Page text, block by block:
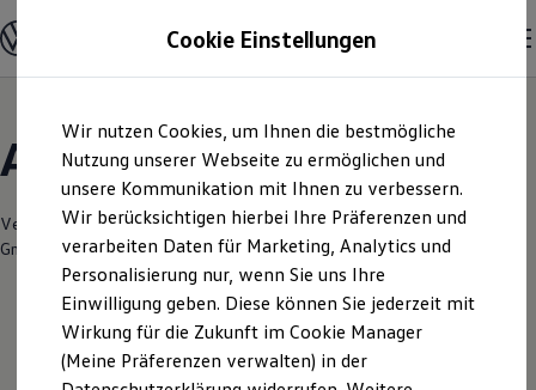
Hauptinhalt
springen
Footer
springen
Modelle & Konfigurator
Nutzfahrzeugkategorien entdecken
Modelle konfigurieren
Vorgängermodelle und Oldtimer
Vorgängermodelle
Oldtimer
Bulli Historie
Branchenlösungen & Gewerbekunden
Umbaulösungen und Hersteller finden
Auf- und Umbauten entdecken & konfigurieren
Groß- und Sonderkunden
Großkunden
Kommunen & Behörden
Journalisten
Sportvereine
Angebote & Über uns
Verantwortlich für die Inhalte auf dieser Seite ist die Autohaus Liebsch
GmbH - Co. KG(Impressum & Rechtliches)
Leider haben wir im Moment keine
Cookie Einstellungen
Wir nutzen Cookies, um Ihnen die bestmögliche
Nutzung unserer Webseite zu ermöglichen und
unsere Kommunikation mit Ihnen zu verbessern.
Wir berücksichtigen hierbei Ihre Präferenzen und
verarbeiten Daten für Marketing, Analytics und
Personalisierung nur, wenn Sie uns Ihre
Einwilligung geben. Diese können Sie jederzeit mit
Wirkung für die Zukunft im Cookie Manager
(Meine Präferenzen verwalten) in der